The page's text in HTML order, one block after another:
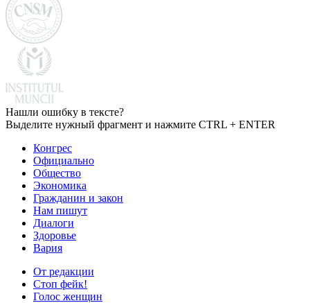
Нашли ошибку в тексте?
Выделите нужный фрагмент и нажмите CTRL + ENTER
Конгрес
Официально
Общество
Экономика
Гражданин и закон
Нам пишут
Диалоги
Здоровье
Вария
От редакции
Стоп фейк!
Голос женщин